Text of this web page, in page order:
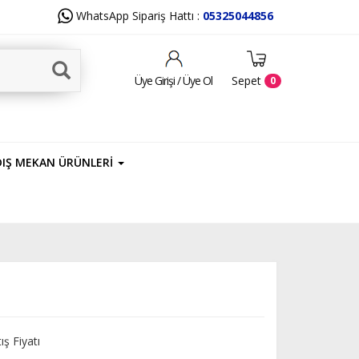
WhatsApp Sipariş Hattı : 05325044856
Üye Girişi / Üye Ol Sepet 0
MEKAN ÜRÜNLERİ
Fiyatı